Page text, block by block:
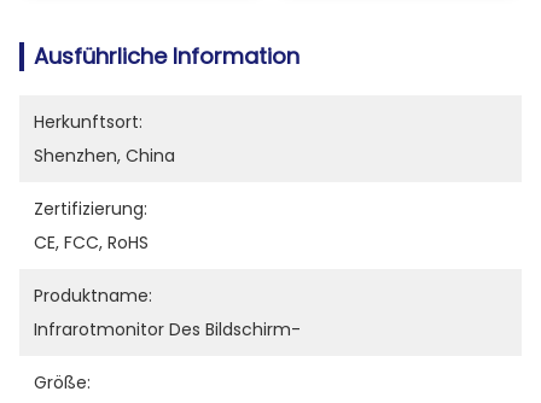
Ausführliche Information
Herkunftsort:
Shenzhen, China
Zertifizierung:
CE, FCC, RoHS
Produktname:
Infrarotmonitor Des Bildschirm-
Größe: